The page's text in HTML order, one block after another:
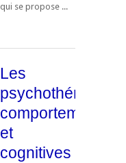
qui se propose ...
Les
psychothérapies
et
cognitives